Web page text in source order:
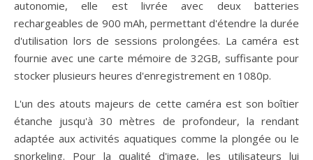
autonomie, elle est livrée avec deux batteries
rechargeables de 900 mAh, permettant d'étendre la durée
d'utilisation lors de sessions prolongées. La caméra est
fournie avec une carte mémoire de 32GB, suffisante pour
stocker plusieurs heures d'enregistrement en 1080p.
L'un des atouts majeurs de cette caméra est son boîtier
étanche jusqu'à 30 mètres de profondeur, la rendant
adaptée aux activités aquatiques comme la plongée ou le
snorkeling. Pour la qualité d'image, les utilisateurs lui